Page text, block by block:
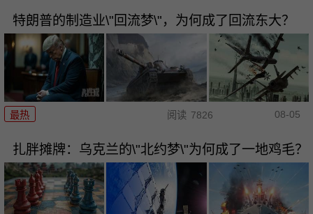
特朗普的制造业\"回流梦\"，为何成了回流东大？
最热 阅读 7826 08-05
扎胖摊牌：乌克兰的\"北约梦\"为何成了一地鸡毛？